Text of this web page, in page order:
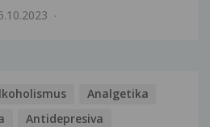
Analgetika
Antidepresiva